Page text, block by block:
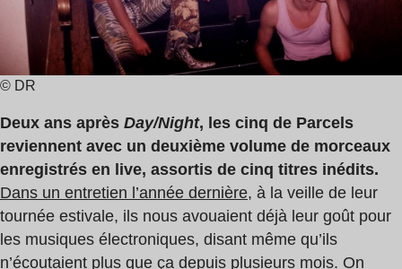
© DR
Deux ans après Day/Night, les cinq de Parcels
reviennent avec un deuxième volume de morceaux
enregistrés en live, assortis de cinq titres inédits.
Dans un entretien l’année dernière, à la veille de leur
tournée estivale, ils nous avouaient déjà leur goût pour
les musiques électroniques, disant même qu’ils
n’écoutaient plus que ça depuis plusieurs mois. On